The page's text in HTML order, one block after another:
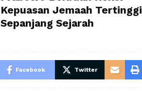
Kepuasan Jemaah Tertinggi
Sepanjang Sejarah
Facebook Twitter